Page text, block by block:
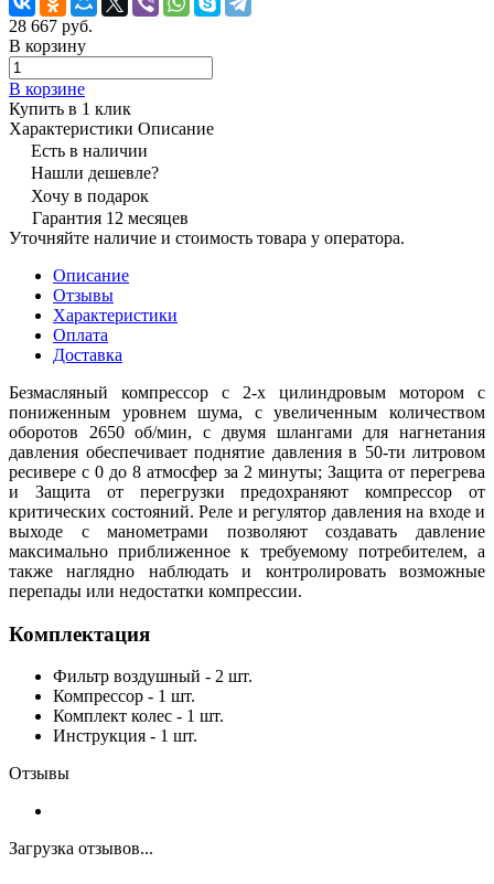
28 667 руб.
В корзину
В корзине
Купить в 1 клик
Характеристики Описание
Есть в наличии
Нашли дешевле?
Хочу в подарок
Гарантия 12 месяцев
Уточняйте наличие и стоимость товара у оператора.
Описание
Отзывы
Характеристики
Оплата
Доставка
Безмасляный компрессор с 2-х цилиндровым мотором с
пониженным уровнем шума, с увеличенным количеством
оборотов 2650 об/мин, с двумя шлангами для нагнетания
давления обеспечивает поднятие давления в 50-ти литровом
ресивере с 0 до 8 атмосфер за 2 минуты; Защита от перегрева
и Защита от перегрузки предохраняют компрессор от
критических состояний. Реле и регулятор давления на входе и
выходе с манометрами позволяют создавать давление
максимально приближенное к требуемому потребителем, а
также наглядно наблюдать и контролировать возможные
перепады или недостатки компрессии.
Комплектация
Фильтр воздушный - 2 шт.
Компрессор - 1 шт.
Комплект колес - 1 шт.
Инструкция - 1 шт.
Отзывы
Загрузка отзывов...